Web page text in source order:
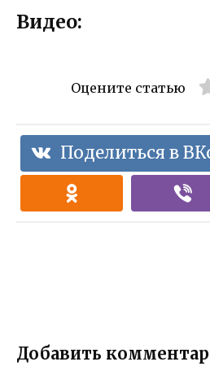
Видео:
Оцените статью
Поделиться в
Добавить